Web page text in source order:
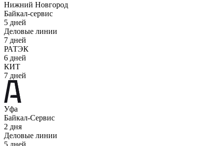
Нижний Новгород
Байкал-сервис
5 дней
Деловые линии
7 дней
РАТЭК
6 дней
КИТ
7 дней
Уфа
Байкал-Сервис
2 дня
Деловые линии
5 дней